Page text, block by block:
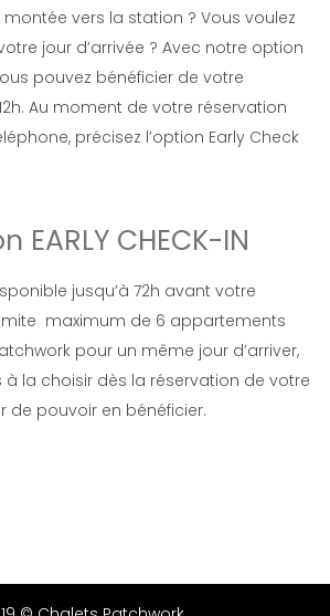
vers la station ? Vous voulez
jour d’arrivée ? Avec notre option
pouvez bénéficier de votre
Au moment de votre réservation
précisez l’option Early Check
EARLY CHECK-IN
jusqu’à 72h avant votre
maximum de 6 appartements
pour un même jour d’arriver,
à la choisir dès la réservation de votre
de pouvoir en bénéficier.